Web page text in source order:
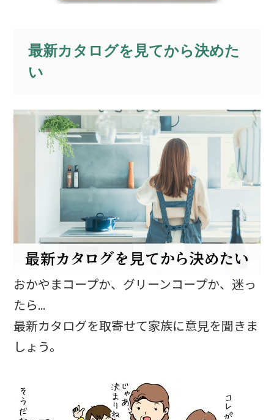
最新カタログを見てから決めた
い
おかやまコープか、グリーンコープか、迷っ
たら…
最新カタログを取寄せて家族に意見を聞きま
しょう。